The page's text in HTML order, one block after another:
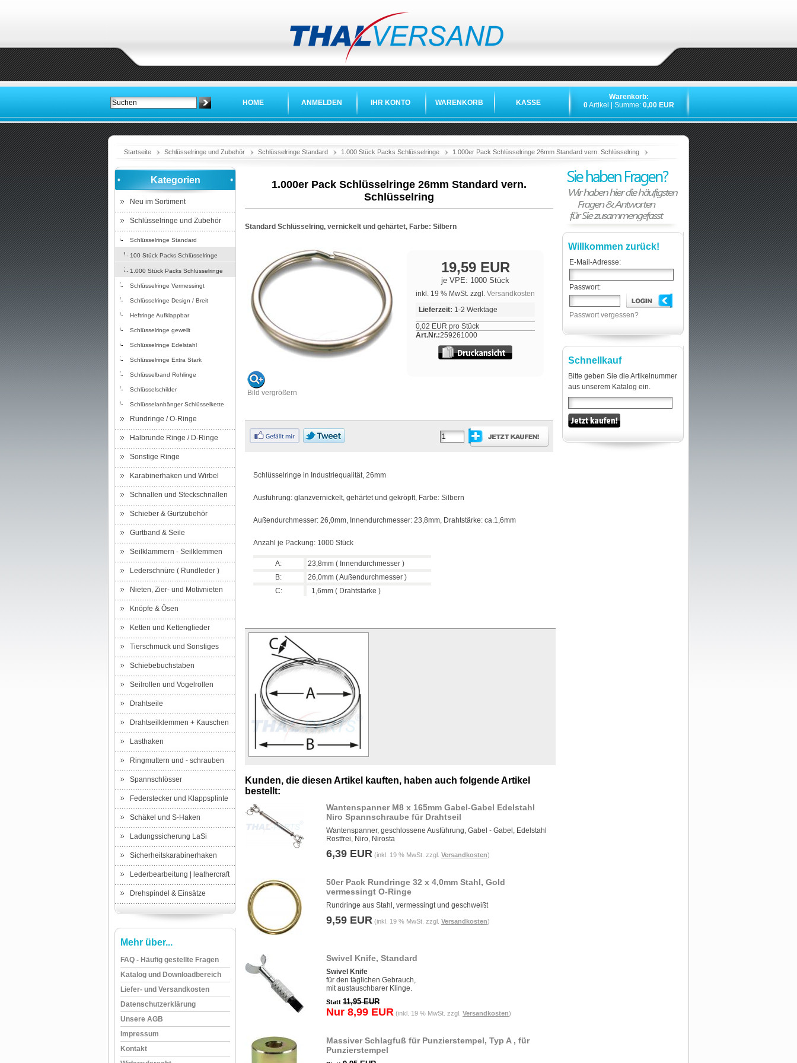
HOME ANMELDEN IHR KONTO WARENKORB KASSE
Warenkorb:
0Artikel | Summe: 0,00 EUR
Startseite Schlüsselringe und Zubehör Schlüsselringe Standard 1.000 Stück Packs Schlüsselringe 1.000er Pack Schlüsselringe 26mm Standard vern. Schlüsselring
Kategorien
Neu im Sortiment
Schlüsselringe und Zubehör
Schlüsselringe Standard
100 Stück Packs Schlüsselringe
1.000 Stück Packs Schlüsselringe
Schlüsselringe Vermessingt
Schlüsselringe Design / Breit
Heftringe Aufklappbar
Schlüsselringe gewellt
Schlüsselringe Edelstahl
Schlüsselringe Extra Stark
Schlüsselband Rohlinge
Schlüsselschilder
Schlüsselanhänger Schlüsselkette
Rundringe / O-Ringe
Halbrunde Ringe / D-Ringe
Sonstige Ringe
Karabinerhaken und Wirbel
Schnallen und Steckschnallen
Schieber & Gurtzubehör
Gurtband & Seile
Seilklammern - Seilklemmen
Lederschnüre ( Rundleder )
Nieten, Zier- und Motivnieten
Knöpfe & Ösen
Ketten und Kettenglieder
Tierschmuck und Sonstiges
Schiebebuchstaben
Seilrollen und Vogelrollen
Drahtseile
Drahtseilklemmen + Kauschen
Lasthaken
Ringmuttern und - schrauben
Spannschlösser
Federstecker und Klappsplinte
Schäkel und S-Haken
Ladungssicherung LaSi
Sicherheitskarabinerhaken
Lederbearbeitung | leathercraft
Drehspindel & Einsätze
Mehr über...
FAQ - Häufig gestellte Fragen
Katalog und Downloadbereich
Liefer- und Versandkosten
Datenschutzerklärung
Unsere AGB
Impressum
Kontakt
1.000er Pack Schlüsselringe 26mm Standard vern.
Schlüsselring
Standard Schlüsselring, vernickelt und gehärtet, Farbe: Silbern
Bild vergrößern
19,59 EUR
je VPE: 1000 Stück
inkl. 19 % MwSt. zzgl. Versandkosten
Lieferzeit: 1-2 Werktage
0,02 EUR pro Stück
Art.Nr.:259261000
Schlüsselringe in Industriequalität, 26mm
Ausführung: glanzvernickelt, gehärtet und gekröpft, Farbe: Silbern
Außendurchmesser: 26,0mm, Innendurchmesser: 23,8mm, Drahtstärke: ca.1,6mm
Anzahl je Packung: 1000 Stück
A:
23,8mm ( Innendurchmesser )
B:
26,0mm ( Außendurchmesser )
C:
1,6mm ( Drahtstärke )
Kunden, die diesen Artikel kauften, haben auch folgende Artikel
bestellt:
Wantenspanner M8 x 165mm Gabel-Gabel Edelstahl
Niro Spannschraube für Drahtseil
Wantenspanner, geschlossene Ausführung, Gabel - Gabel, Edelstahl
Rostfrei, Niro, Nirosta
6,39 EUR (inkl. 19 % MwSt. zzgl. Versandkosten)
50er Pack Rundringe 32 x 4,0mm Stahl, Gold
vermessingt O-Ringe
Rundringe aus Stahl, vermessingt und geschweißt
9,59 EUR (inkl. 19 % MwSt. zzgl. Versandkosten)
Swivel Knife, Standard
Swivel Knife
für den täglichen Gebrauch,
mit austauschbarer Klinge.
Statt 11,95 EUR
Nur 8,99 EUR (inkl. 19 % MwSt. zzgl. Versandkosten)
Massiver Schlagfuß für Punzierstempel, Typ A , für
Punzierstempel
Willkommen zurück!
E-Mail-Adresse:
Passwort:
Passwort vergessen?
Schnellkauf
Bitte geben Sie die Artikelnummer
aus unserem Katalog ein.